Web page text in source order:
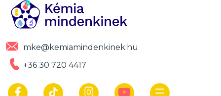
mke@kemiamindenkinek.hu
+36 30 720 4417